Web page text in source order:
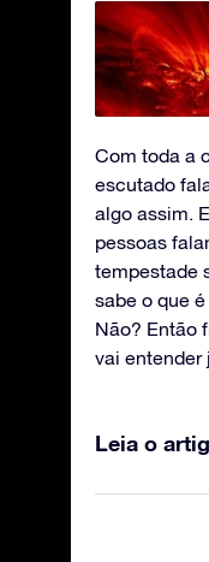
Com toda a
escutado
algo assim.
pessoas
tempestade
sabe o que
Não? Então
vai entender
Leia o